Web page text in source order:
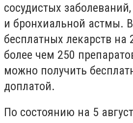
сосудистых
и бронхиальной астмы.
бесплатных лекарств на
более чем 250
можно получить
доплатой.
По состоянию на 5